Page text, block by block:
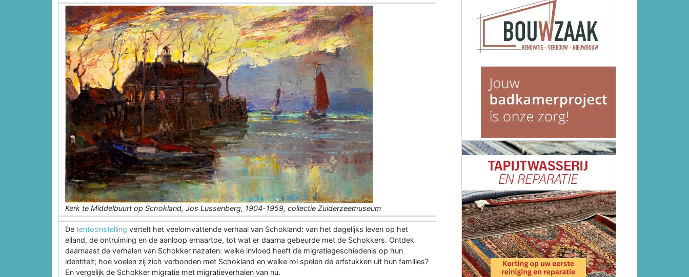
Kerk te Middelbuurt op Schokland, Jos Lussenberg, 1904-1959, collectie Zuiderzeemuseum
De tentoonstelling vertelt het veelomvattende verhaal van Schokland: van het dagelijks leven op het
eiland, de ontruiming en de aanloop ernaartoe, tot wat er daarna gebeurde met de Schokkers. Ontdek
daarnaast de verhalen van Schokker nazaten: welke invloed heeft de migratiegeschiedenis op hun
identiteit; hoe voelen zij zich verbonden met Schokland en welke rol spelen de erfstukken uit hun families?
En vergelijk de Schokker migratie met migratieverhalen van nu.